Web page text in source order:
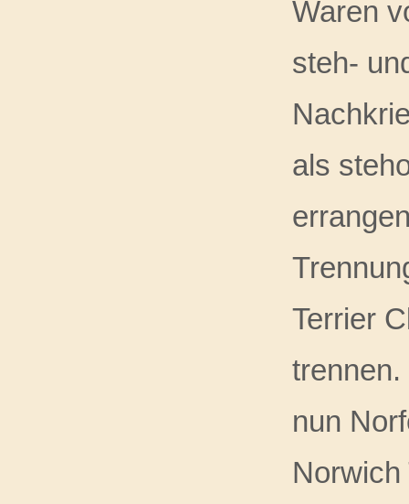
Waren
steh-
als
Terrier
nun
Norwich